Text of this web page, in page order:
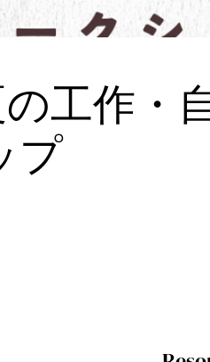
の工作
プ